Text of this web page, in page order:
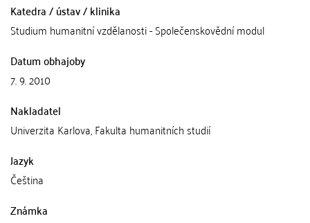
Katedra / ústav / klinika
Studium humanitní vzdělanosti - Společenskovědní modul
Datum obhajoby
7. 9. 2010
Nakladatel
Univerzita Karlova, Fakulta humanitních studií
Jazyk
Čeština
Známka